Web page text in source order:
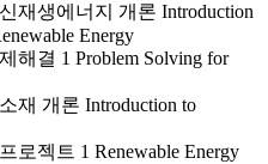
재생에너지 개론 Introduction
Energy
해결 1 Problem Solving for
재 개론 Introduction to
로젝트 1 Renewable Energy